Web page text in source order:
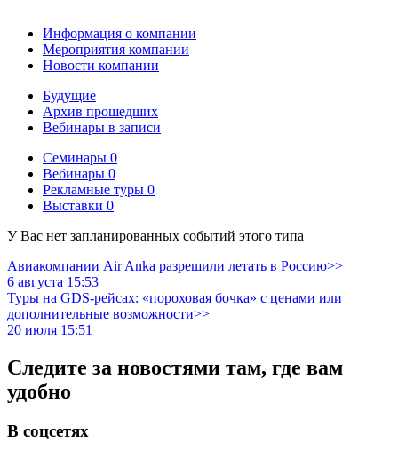
Информация о компании
Мероприятия компании
Новости компании
Будущие
Архив прошедших
Вебинары в записи
Семинары 0
Вебинары 0
Рекламные туры 0
Выставки 0
У Вас нет запланированных событий этого типа
Авиакомпании Air Anka разрешили летать в Россию>>
6 августа 15:53
Туры на GDS-рейсах: «пороховая бочка» с ценами или
дополнительные возможности>>
20 июля 15:51
Следите за новостями там, где вам
удобно
В соцсетях